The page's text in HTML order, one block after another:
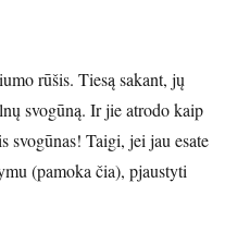
rūšis. Tiesą sakant, jų
svogūną. Ir jie atrodo kaip
svogūnas! Taigi, jei jau esate
(pamoka čia), pjaustyti